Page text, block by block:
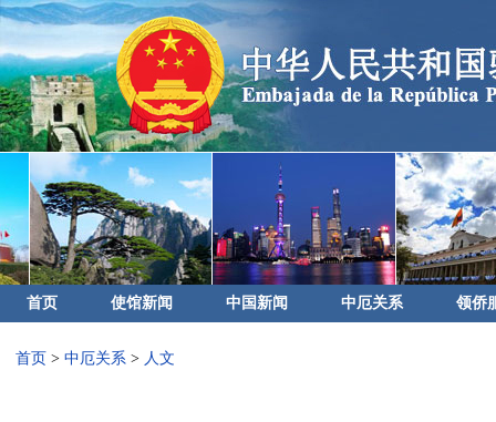
首页 使馆新闻 中国新闻 中厄关系 领侨
首页 > 中厄关系 > 人文